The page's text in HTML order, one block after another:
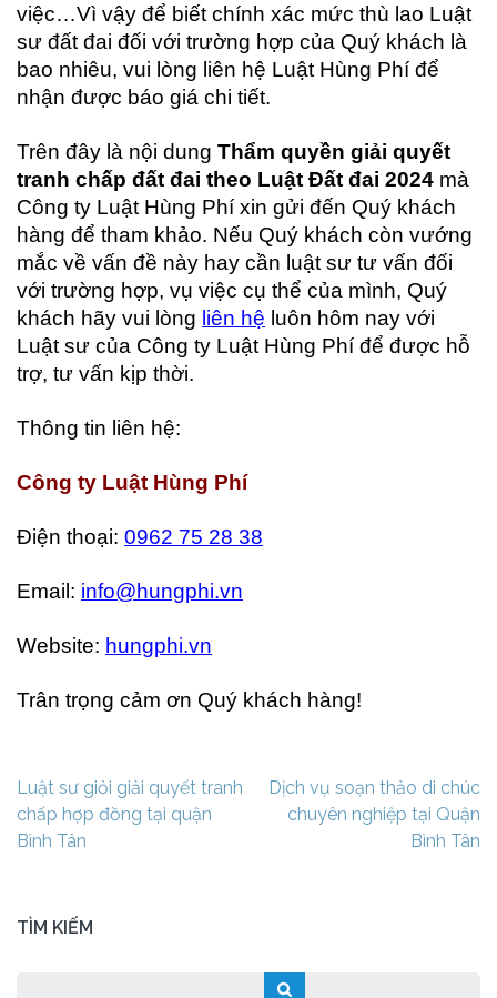
việc…Vì vậy để biết chính xác mức thù lao Luật
sư đất đai đối với trường hợp của Quý khách là
bao nhiêu, vui lòng liên hệ Luật Hùng Phí để
nhận được báo giá chi tiết.
Trên đây là nội dung Thẩm quyền giải quyết
tranh chấp đất đai theo Luật Đất đai 2024 mà
Công ty Luật Hùng Phí xin gửi đến Quý khách
hàng để tham khảo. Nếu Quý khách còn vướng
mắc về vấn đề này hay cần luật sư tư vấn đối
với trường hợp, vụ việc cụ thể của mình, Quý
khách hãy vui lòng liên hệ luôn hôm nay với
Luật sư của Công ty Luật Hùng Phí để được hỗ
trợ, tư vấn kịp thời.
Thông tin liên hệ:
Công ty Luật Hùng Phí
Điện thoại: 0962 75 28 38
Email: info@hungphi.vn
Website: hungphi.vn
Trân trọng cảm ơn Quý khách hàng!
Điều
hướng
bài
Luật sư giỏi giải quyết tranh
chấp hợp đồng tại quận
Bình Tân
Dịch vụ soạn thảo di chúc
chuyên nghiệp tại Quận
Bình Tân
TÌM KIẾM